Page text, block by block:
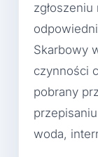
Skarbowy
czynności
pobrany
woda,